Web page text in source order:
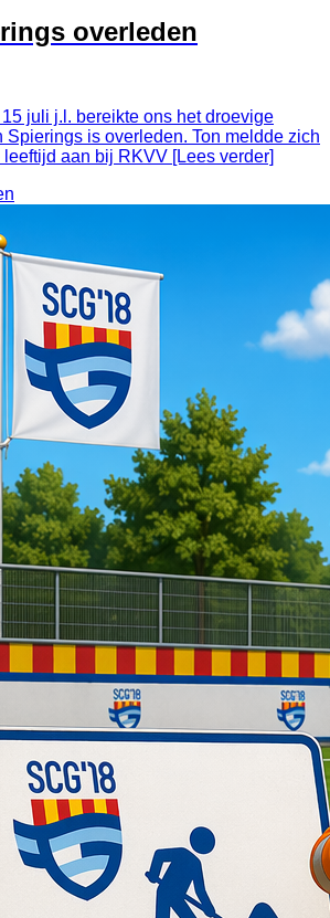
overleden
juli j.l. bereikte ons het droevige
Spierings is overleden. Ton meldde zich
aan bij RKVV [Lees verder]